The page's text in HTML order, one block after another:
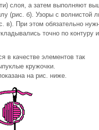
слоя, а затем выполняют
(рис. б). Узоры с волнистой
в). При этом обязательно
точно по контуру и
в качестве элементов так
кружочки.
на рис. ниже.